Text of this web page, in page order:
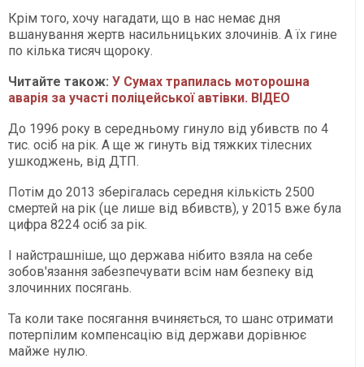
Крім того, хочу нагадати, що в нас немає дня
вшанування жертв насильницьких злочинів. А їх гине
по кілька тисяч щороку.
Читайте також: У Сумах трапилась моторошна
аварія за участі поліцейської автівки. ВІДЕО
До 1996 року в середньому гинуло від убивств по 4
тис. осіб на рік. А ще ж гинуть від тяжких тілесних
ушкоджень, від ДТП.
Потім до 2013 зберігалась середня кількість 2500
смертей на рік (це лише від вбивств), у 2015 вже була
цифра 8224 осіб за рік.
І найстрашніше, що держава нібито взяла на себе
зобов'язання забезпечувати всім нам безпеку від
злочинних посягань.
Та коли таке посягання вчиняється, то шанс отримати
потерпілим компенсацію від держави дорівнює
майже нулю.